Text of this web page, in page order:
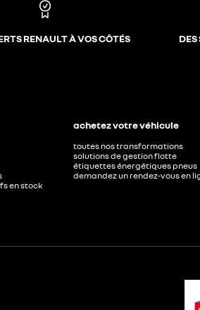
RENAULT À VOS CÔTÉS
en stock
achetez votre véhicule
toutes nos transformations
solutions de gestion flotte
étiquettes énergétiques pneus
demandez un rendez-vous en